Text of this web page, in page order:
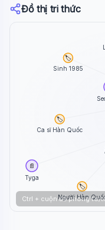
Đồ thị tri thức
Tyga
📄
Ca sĩ Hàn Quốc
🏷️
Người Hàn
🏷️
Sinh 1985
🏷️
Ctrl + cuộn để phóng to/